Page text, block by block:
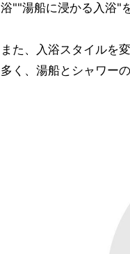
浴""湯船に浸かる入浴"
また、入浴スタイルを
多く、湯船とシャワー